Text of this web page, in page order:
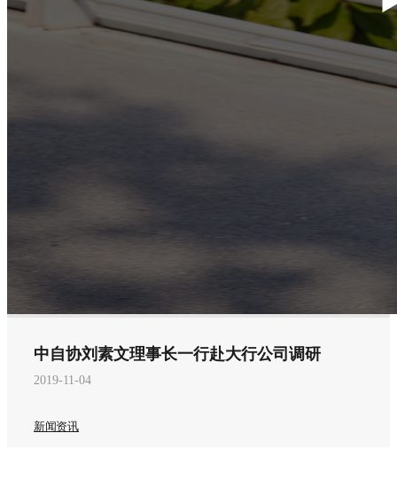
中自协刘素文理事长一行赴大行公司调研
2019-11-04
新闻资讯